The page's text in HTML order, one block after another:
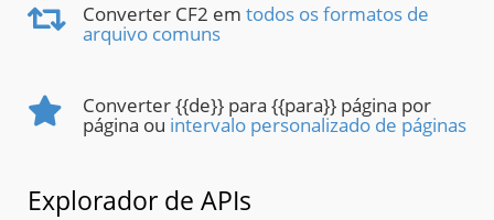
Converter CF2 em todos os formatos de
arquivo comuns
Converter {{de}} para {{para}} página por
página ou intervalo personalizado de páginas
Explorador de APIs